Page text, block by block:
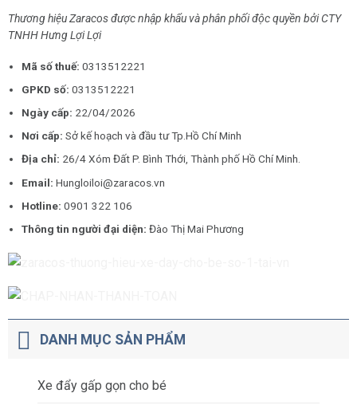
Thương hiệu Zaracos được nhập khẩu và phân phối độc quyền bởi CTY
TNHH Hưng Lợi Lợi
Mã số thuế: 0313512221
GPKD số:0313512221
Ngày cấp: 22/04/2026
Nơi cấp:Sở kế hoạch và đầu tư Tp.Hồ Chí Minh
Địa chỉ: 26/4 Xóm Đất P. Bình Thới, Thành phố Hồ Chí Minh.
Email:Hungloiloi@zaracos.vn
Hotline:0901 322 106
Thông tin người đại diện:Đào Thị Mai Phương
DANH MỤC SẢN PHẨM
Xe đẩy gấp gọn cho bé